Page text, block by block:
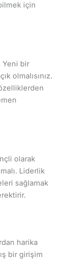
için
Yeni bir
olmalısınız.
olarak
Liderlik
sağlamak
harika
bir girişim